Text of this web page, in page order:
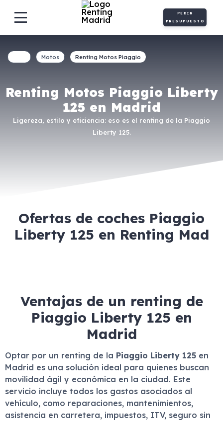
PEDIR
PRESUPUESTO
Renting Motos Piaggio Liberty
125 en Madrid
Ligereza, estilo y eficiencia: eso es el renting de la Piaggio
Liberty 125.
Motos Renting Motos Piaggio
Ofertas de coches Piaggio
Liberty 125 en Renting Mad
Ventajas de un renting de
Piaggio Liberty 125 en
Madrid
Optar por un renting de la Piaggio Liberty 125 en
Madrid es una solución ideal para quienes buscan
movilidad ágil y económica en la ciudad. Este
servicio incluye todos los gastos asociados al
vehículo, como reparaciones, mantenimientos,
asistencia en carretera, impuestos, ITV, seguro sin